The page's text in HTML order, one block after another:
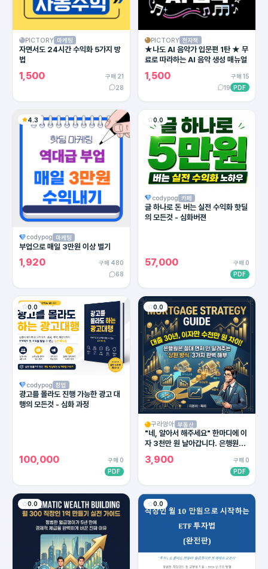
PICTORY 마케팅
자면서도 24시간 수익화 5가지 방
법
1,500
구매 21
28
PICTORY 전자책
★나도 AI 음악가 입문편 1탄 ★ 무
료로 따라하는 AI 음악 생성 매뉴얼
1,500
구매 15
19 PDF
4.3
codypog 마케팅
부업으로 매일 3만원 이상 벌기
1,920
구매 480
68
0.0
codypog 카페
글 하나로 돈 버는 실전 수익화 핫딜
의 모든것 - 심화버젼
57,000
구매 0
PDF
0.0
codypog 창업
광고를 몰라도 진행 가능한 광고 대
행의 모든것 - 심화 과정
100,000
구매 0
PDF
0.0
구라엉아 부동산
"네, 알아서 해주세요" 한마디에 이
자 3천만 원 날아갑니다. 은행원이
절대 말 안 해주는 대출 상환의 비밀
3,900
구매 0
PDF
0.0 0.0